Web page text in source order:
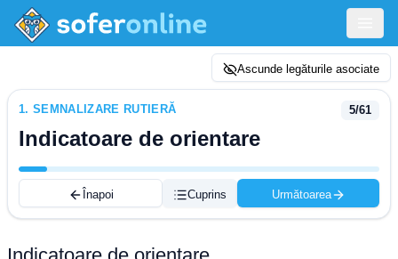
Ascunde legăturile asociate
1. SEMNALIZARE RUTIERĂ
Indicatoare de orientare
5/61
Înapoi Cuprins Următoarea